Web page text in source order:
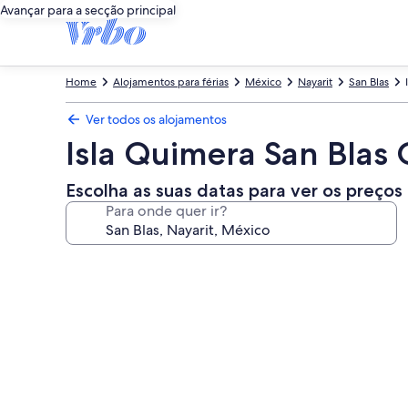
Avançar para a secção principal
San Blas
Nayarit
México
Alojamentos para férias
Home
Ver todos os alojamentos
Isla Quimera San
Escolha as suas datas para ver os preços
Para onde quer ir?